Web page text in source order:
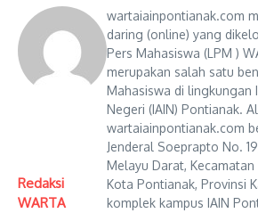
Redaksi
WARTA
wartaiainpontianak.com
daring (online) yang
Pers Mahasiswa (LPM )
merupakan salah satu
Mahasiswa di lingkungan
Negeri (IAIN) Pontianak.
wartaiainpontianak.com
Jenderal Soeprapto No.
Melayu Darat,
Kota Pontianak, Provinsi
komplek kampus IAIN